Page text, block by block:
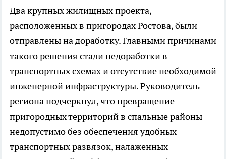
Два крупных жилищных проекта,
расположенных в пригородах Ростова, были
отправлены на доработку. Главными причинами
такого решения стали недоработки в
транспортных схемах и отсутствие необходимой
инженерной инфраструктуры. Руководитель
региона подчеркнул, что превращение
пригородных территорий в спальные районы
недопустимо без обеспечения удобных
транспортных развязок, налаженных